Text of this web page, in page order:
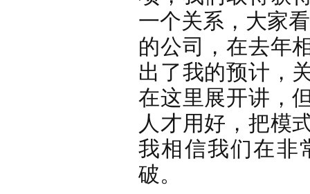
一个关系，大家
的公司，在去年
出了我的预计，
在这里展开讲，
人才用好，把模
我相信我们在非
破。